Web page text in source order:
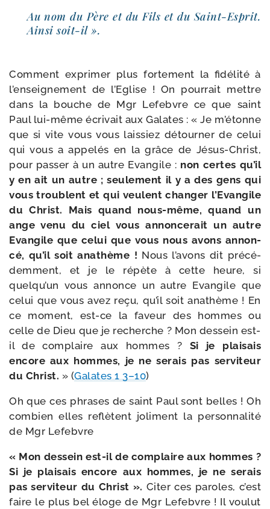
Au nom du Père et du Fils et du Saint-​Esprit.
Ainsi soit-il ».
Comment expri­mer plus for­te­ment la fidé­li­té à
l’enseignement de l’Eglise ! On pour­rait mettre
dans la bouche de Mgr Lefebvre ce que saint
Paul lui-​même écri­vait aux Galates : « Je m’étonne
que si vite vous vous lais­siez détour­ner de celui
qui vous a appe­lés en la grâce de Jésus-​Christ,
pour pas­ser à un autre Evangile : non certes qu’il
y en ait un autre ; seule­ment il y a des gens qui
vous troublent et qui veulent chan­ger l’Evangile
du Christ.
Mais quand nous-​même, quand un
ange venu du ciel vous annon­ce­rait un autre
Evangile que celui que vous nous avons annon­
cé, qu’il soit ana­thème ! Nous l’avons dit pré­cé­
dem­ment, et je le répète à cette heure, si
quelqu’un vous annonce un autre Evangile que
celui que vous avez reçu, qu’il soit ana­thème ! En
ce moment, est-​ce la faveur des hommes ou
celle de Dieu que je recherche ? Mon des­sein est-​
il de com­plaire aux hommes ? Si je plai­sais
encore aux hommes, je ne serais pas ser­vi­teur
du Christ. » (Galates 1 3–10)
Oh que ces phrases de saint Paul sont belles ! Oh
com­bien elles reflètent joli­ment la per­son­na­li­té
de Mgr Lefebvre
« Mon des­sein est-​il de com­plaire aux hommes ?
Si je plai­sais encore aux hommes, je ne serais
pas ser­vi­teur du Christ ». Citer ces paroles, c’est
faire le plus bel éloge de Mgr Lefebvre ! Il vou­lut